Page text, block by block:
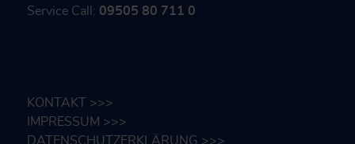
Service Call: 09505 80 711 0
KONTAKT >>>
IMPRESSUM >>>
DATENSCHUTZERKLÄRUNG >>>